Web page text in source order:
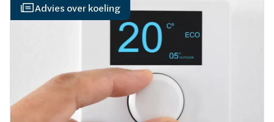
Advies over koeling